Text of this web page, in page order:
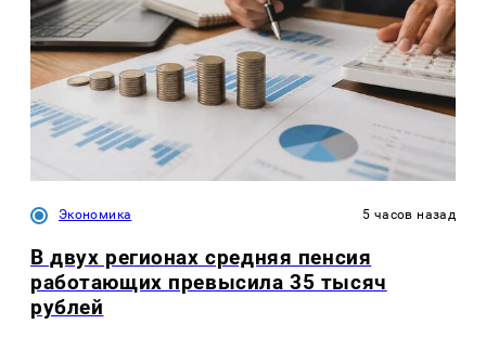
Экономика 5 часов назад
В двух регионах средняя пенсия
работающих превысила 35 тысяч
рублей